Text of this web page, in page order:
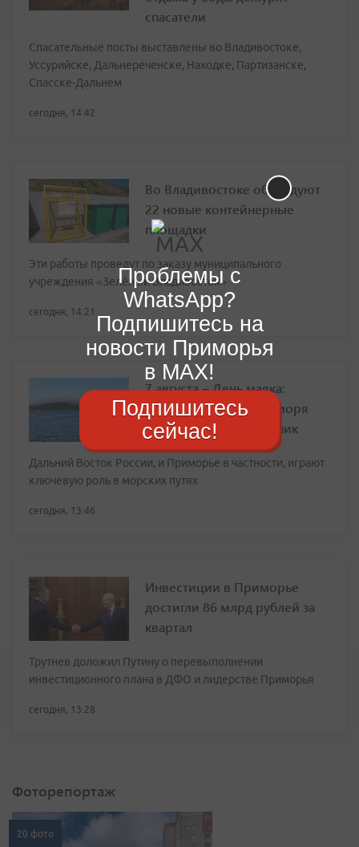
спасатели
Спасательные посты выставлены во Владивостоке,
Уссурийске, Дальнереченске, Находке, Партизанске,
Спасске-Дальнем
сегодня, 14:42
Во Владивостоке оборудуют
22 новые контейнерные
площадки
Эти работы проведут по заказу муниципального
учреждения «Зелёный Владивосток»
сегодня, 14:21
7 августа – День маяка:
Приморские стражи моря
отмечают свой праздник
Дальний Восток России, и Приморье в частности, играют
ключевую роль в морских путях
сегодня, 13:46
Инвестиции в Приморье
достигли 86 млрд рублей за
квартал
Трутнев доложил Путину о перевыполнении
инвестиционного плана в ДФО и лидерстве Приморья
сегодня, 13:28
Фоторепортаж
20 фото
Проблемы с
WhatsApp?
Подпишитесь на
новости Приморья
в MAX!
Подпишитесь
сейчас!